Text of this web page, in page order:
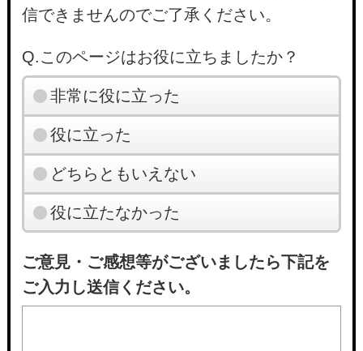
信できませんのでご了承ください。
Q.このページはお役に立ちましたか？
非常に役に立った
役に立った
どちらともいえない
役に立たなかった
ご意見・ご感想等がございましたら下記を
ご入力し送信ください。